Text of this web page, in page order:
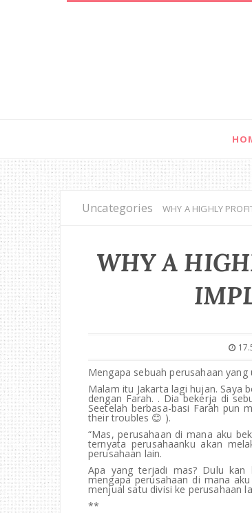
Uncategories WHY A HIGHLY
WHY A
Mengapa sebuah perusahaan
Malam itu Jakarta lagi hujan. Saya
dengan Farah. . Dia bekerja di
Seetelah berbasa-basi Farah pun
their troubles 😊 ).
“Mas, perusahaan di mana aku
ternyata perusahaanku akan
perusahaan lain.
Apa yang terjadi mas? Dulu kan
mengapa perusahaan di mana
menjual satu divisi ke perusahaan
**